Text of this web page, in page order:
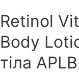
Retinol
Body
тіла